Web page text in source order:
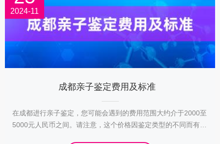
2024-11
成都亲子鉴定费用及标准
在成都进行亲子鉴定，您可能会遇到的费用范围大约介于2000至
5000元人民币之间。请注意，这个价格因鉴定类型的不同而有所